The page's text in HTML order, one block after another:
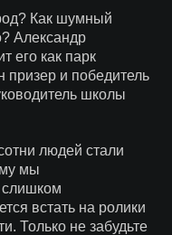
Как шумный
Александр
его как парк
призер и победитель
школы
людей стали
мы
встать на ролики
Только не забудьте